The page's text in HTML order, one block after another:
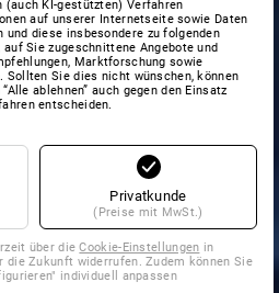
(auch KI-gestützten) Verfahren
auf unserer Internetseite sowie Daten
diese insbesondere zu folgenden
Sie zugeschnittene Angebote und
Marktforschung sowie
Sollten Sie dies nicht wünschen, können
ablehnen” auch gegen den Einsatz
entscheiden.
Privatkunde
(Preise mit MwSt.)
über dieCookie-Einstellungen in
die Zukunft widerrufen. Zudem können Sie
individuell anpassen